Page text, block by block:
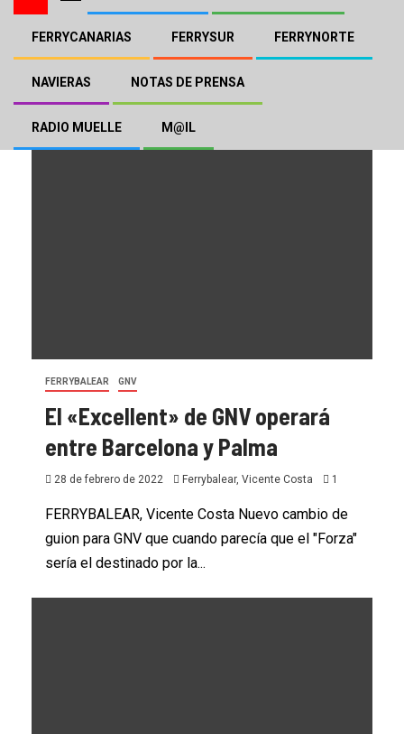
FERRYCANARIAS FERRYSUR FERRYNORTE
NAVIERAS NOTAS DE PRENSA
RADIO MUELLE M@IL
Excellent
FERRYBALEAR GNV
El «Excellent» de GNV operará
entre Barcelona y Palma
28 de febrero de 2022 Ferrybalear, Vicente Costa 1
FERRYBALEAR, Vicente Costa Nuevo cambio de
guion para GNV que cuando parecía que el "Forza"
sería el destinado por la...